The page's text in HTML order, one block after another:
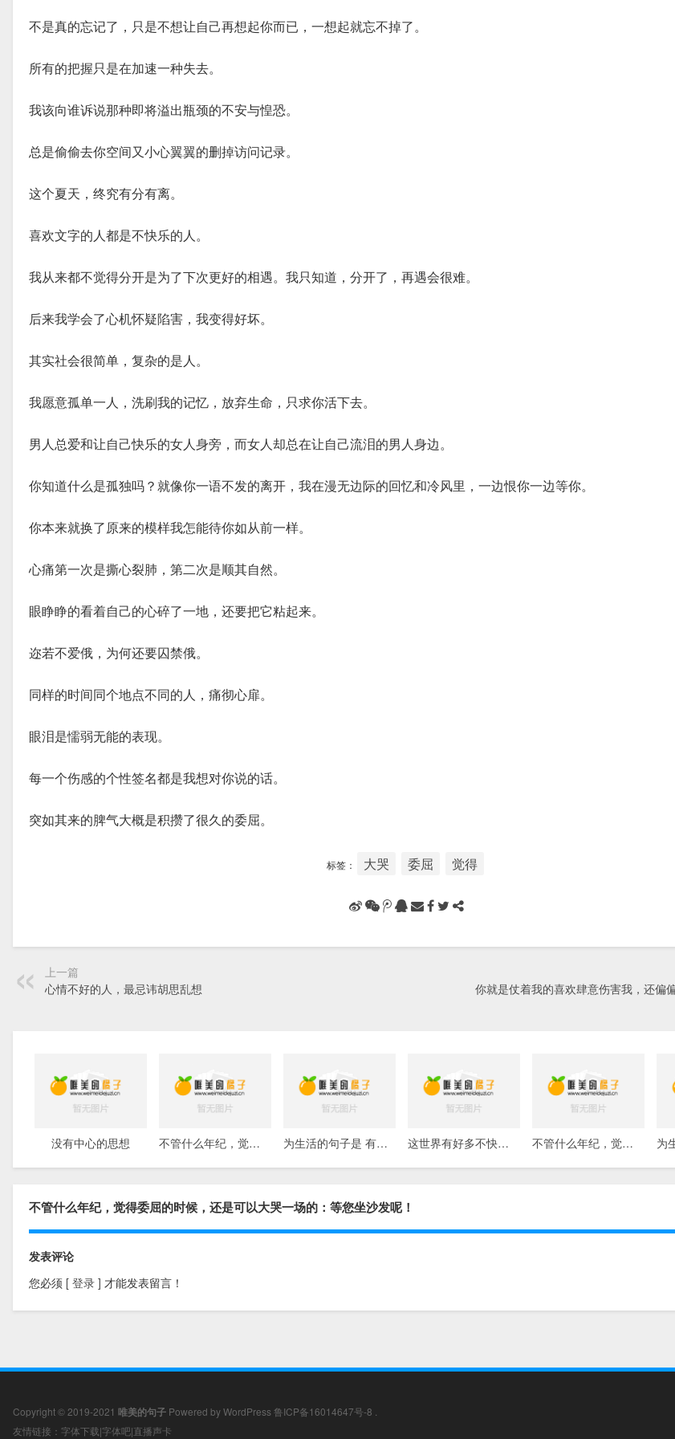
不是真的忘记了，只是不想让自己再想起你而已，一想起就忘不掉了。
所有的把握只是在加速一种失去。
我该向谁诉说那种即将溢出瓶颈的不安与惶恐。
总是偷偷去你空间又小心翼翼的删掉访问记录。
这个夏天，终究有分有离。
喜欢文字的人都是不快乐的人。
我从来都不觉得分开是为了下次更好的相遇。我只知道，分开了，再遇会很难。
后来我学会了心机怀疑陷害，我变得好坏。
其实社会很简单，复杂的是人。
我愿意孤单一人，洗刷我的记忆，放弃生命，只求你活下去。
男人总爱和让自己快乐的女人身旁，而女人却总在让自己流泪的男人身边。
你知道什么是孤独吗？就像你一语不发的离开，我在漫无边际的回忆和冷风里，一边恨你一边等你。
你本来就换了原来的模样我怎能待你如从前一样。
心痛第一次是撕心裂肺，第二次是顺其自然。
眼睁睁的看着自己的心碎了一地，还要把它粘起来。
迩若不爱俄，为何还要囚禁俄。
同样的时间同个地点不同的人，痛彻心扉。
眼泪是懦弱无能的表现。
每一个伤感的个性签名都是我想对你说的话。
突如其来的脾气大概是积攒了很久的委屈。
标签： 大哭 委屈 觉得
上一篇
心情不好的人，最忌讳胡思乱想
你就是仗着我的喜欢肆意伤害我，还偏
没有中心的思想 不管什么年纪，觉得委屈的时候，还是可以大哭一场的 为生活的句子是 有哪些关于生活的经典句子 这世界有好多不快，但是还是要好好爱它，爱自己 不管什么年纪，觉得委屈的时候，还是可以大哭一场的
不管什么年纪，觉得委屈的时候，还是可以大哭一场的：等您坐沙发呢！
发表评论
您必须 [ 登录 ] 才能发表留言！
Copyright © 2019-2021 唯美的句子 Powered byWordPress鲁ICP备16014647号-8
友情链接： 字体下载|字体吧|直播声卡